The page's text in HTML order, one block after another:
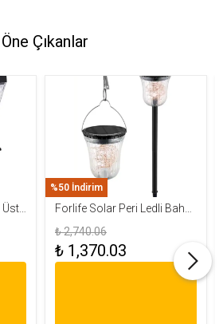
Öne Çıkanlar
%50 İndirim
Forlife Solar Peri Ledli Bahçe
Aydınlatma Armatürü FL-
3284
₺ 2,740.06
₺ 1,370.03